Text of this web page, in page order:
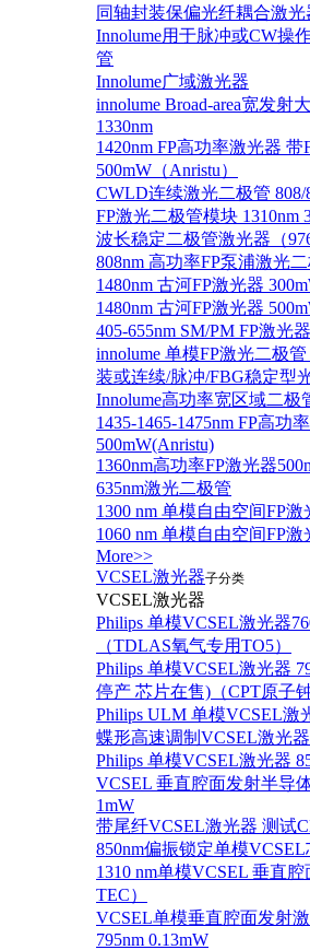
同轴封装保偏光纤耦合激光
Innolume用于脉冲或CW操
管
Innolume广域激光器
innolume Broad-area宽发射
1330nm
1420nm FP高功率激光器 带
500mW（Anristu）
CWLD连续激光二极管 808/
FP激光二极管模块 1310nm
波长稳定二极管激光器（
808nm 高功率FP泵浦激光
1480nm 古河FP激光器
1480nm 古河FP激光器
405-655nm SM/PM FP激光
innolume 单模FP激光二极管
装或连续/脉冲/FBG稳定型
Innolume高功率宽区域二极
1435-1465-1475nm FP高功
500mW(Anristu)
1360nm高功率FP激光器
635nm激光二极管
1300 nm 单模自由空间FP激
1060 nm 单模自由空间FP激
More>>
VCSEL激光器子分类
VCSEL激光器
Philips 单模VCSEL激光器
（TDLAS氧气专用TO5）
Philips 单模VCSEL激光器
停产 芯片在售)（CPT原子
Philips ULM 单模VCSEL激
蝶形高速调制VCSEL激光器
Philips 单模VCSEL激光器
VCSEL 垂直腔面发射半导
1mW
带尾纤VCSEL激光器 测试
850nm偏振锁定单模
1310 nm单模VCSEL 垂直
TEC）
VCSEL单模垂直腔面发射
795nm 0.13mW